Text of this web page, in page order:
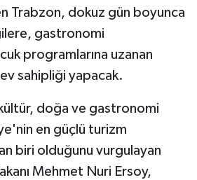
Trabzon, dokuz gün boyunca
gastronomi
programlarına uzanan
sahipliği yapacak.
doğa ve gastronomi
en güçlü turizm
biri olduğunu vurgulayan
Mehmet Nuri Ersoy,